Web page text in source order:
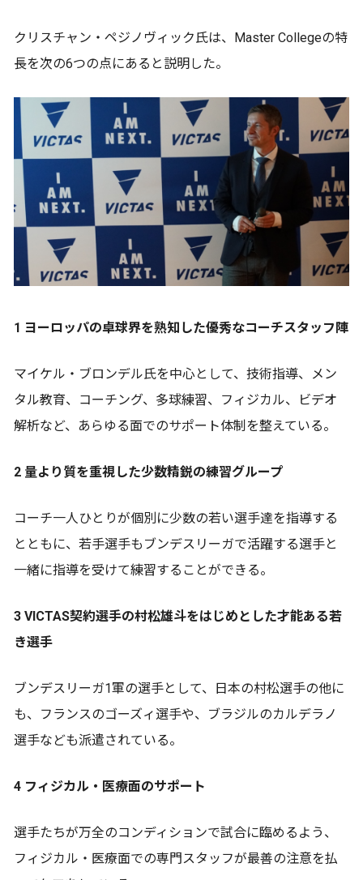
クリスチャン・ペジノヴィック氏は、Master Collegeの特
長を次の6つの点にあると説明した。
1 ヨーロッパの卓球界を熟知した優秀なコーチスタッフ陣
マイケル・ブロンデル氏を中心として、技術指導、メン
タル教育、コーチング、多球練習、フィジカル、ビデオ
解析など、あらゆる面でのサポート体制を整えている。
2 量より質を重視した少数精鋭の練習グループ
コーチ一人ひとりが個別に少数の若い選手達を指導する
とともに、若手選手もブンデスリーガで活躍する選手と
一緒に指導を受けて練習することができる。
3 VICTAS契約選手の村松雄斗をはじめとした才能ある若
き選手
ブンデスリーガ1軍の選手として、日本の村松選手の他に
も、フランスのゴーズィ選手や、ブラジルのカルデラノ
選手なども派遣されている。
4 フィジカル・医療面のサポート
選手たちが万全のコンディションで試合に臨めるよう、
フィジカル・医療面での専門スタッフが最善の注意を払